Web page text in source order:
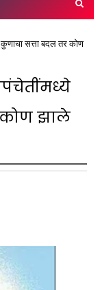
सत्ता बदल तर कोण
झाले